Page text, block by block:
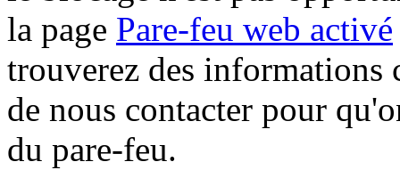
la page Pare-feu web activé
trouverez des informations
de nous contacter pour
du pare-feu.